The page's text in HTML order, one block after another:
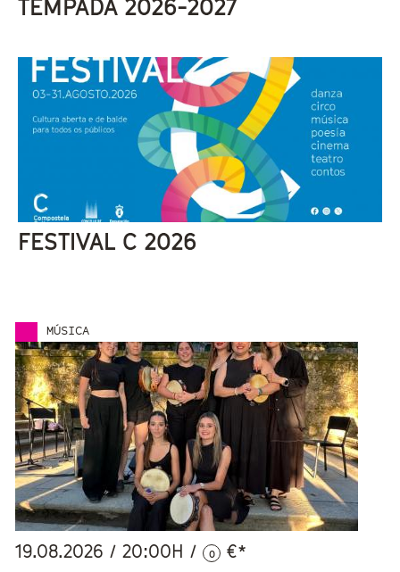
TEMPADA 2026-2027
FESTIVAL C 2026
MÚSICA
19.08.2026 /20:00H / 0 €*